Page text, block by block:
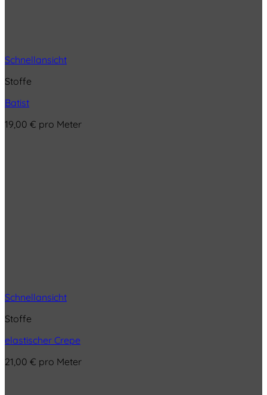
Schnellansicht
Stoffe
Batist
19,00 € pro Meter
Schnellansicht
Stoffe
elastischer Crepe
21,00 € pro Meter